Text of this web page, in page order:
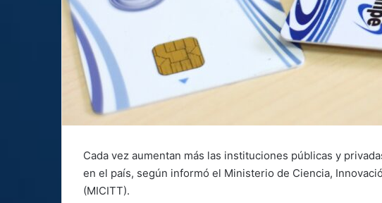
Cada vez aumentan más las instituciones públicas y
en el país, según informó el Ministerio de Ciencia,
(MICITT).